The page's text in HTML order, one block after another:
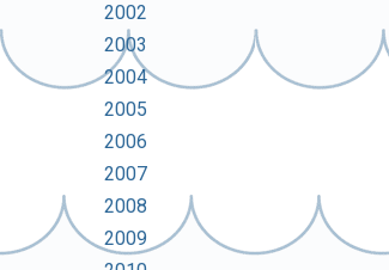
2002
2003
2004
2005
2006
2007
2008
2009